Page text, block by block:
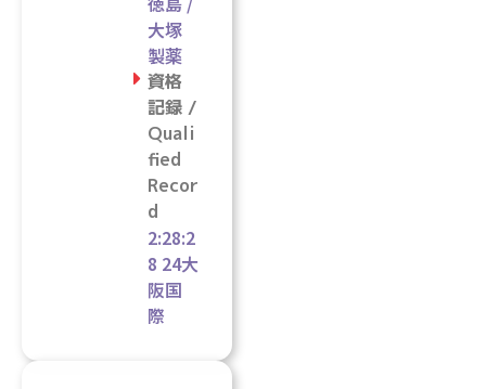
大塚
製薬
資格
記録 /
Quali
fied
Recor
d
2:28:2
8 24大
阪国
際